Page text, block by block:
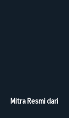
Mitra Resmi dari